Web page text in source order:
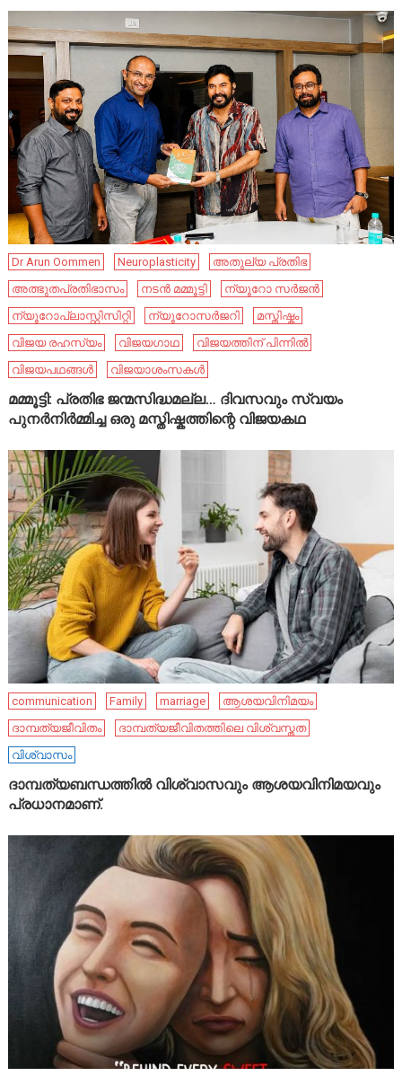
Dr Arun Oommen Neuroplasticity
അതുല്യ പ്രതിഭ
അത്ഭുതപ്രതിഭാസം
നടൻ മമ്മൂട്ടി
ന്യൂറോ സർജൻ
ന്യൂറോപ്ലാസ്റ്റിസിറ്റി
ന്യൂറോസർജറി
മസ്തിഷ്കം
വിജയ രഹസ്യം
വിജയഗാഥ
വിജയത്തിന് പിന്നിൽ
വിജയപഥങ്ങൾ
വിജയാശംസകൾ
മമ്മൂട്ടി: പ്രതിഭ ജന്മസിദ്ധമല്ല… ദിവസവും സ്വയം
പുനർനിർമ്മിച്ച ഒരു മസ്തിഷ്കത്തിന്റെ വിജയകഥ
communication Family marriage
ആശയവിനിമയം
ദാമ്പത്യജീവിതം
ദാമ്പത്യജീവിതത്തിലെ വിശ്വസ്തത
വിശ്വാസം
ദാമ്പത്യബന്ധത്തിൽ വിശ്വാസവും ആശയവിനിമയവും
പ്രധാനമാണ്.